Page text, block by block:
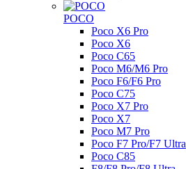
POCO
Poco X6 Pro
Poco X6
Poco C65
Poco M6/M6 Pro
Poco F6/F6 Pro
Poco C75
Poco X7 Pro
Poco X7
Poco M7 Pro
Poco F7 Pro/F7 Ultra
Poco C85